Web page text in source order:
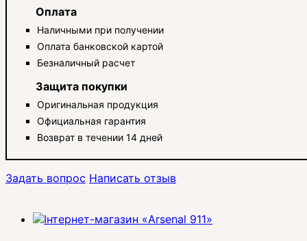
Оплата
Наличными при получении
Оплата банковской картой
Безналичный расчет
Защита покупки
Оригинальная продукция
Официальная гарантия
Возврат в течении 14 дней
Задать вопрос Написать отзыв